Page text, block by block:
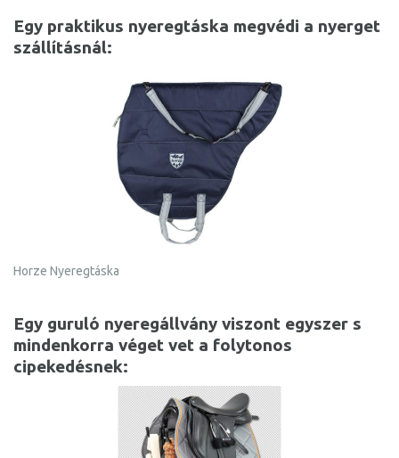
Egy praktikus nyeregtáska megvédi a nyerget
szállításnál:
Horze Nyeregtáska
Egy guruló nyeregállvány viszont egyszer s
mindenkorra véget vet a folytonos
cipekedésnek: